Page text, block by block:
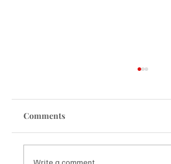
Comments
Write a comment...